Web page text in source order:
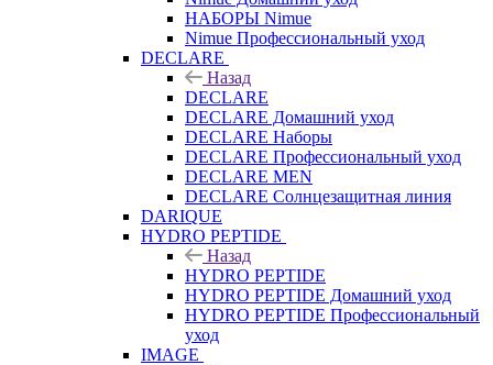
НАБОРЫ Nimue
Nimue Профессиональный уход
DECLARE
Назад
DECLARE
DECLARE Домашний уход
DECLARE Наборы
DECLARE Профессиональный уход
DECLARE MEN
DECLARE Солнцезащитная линия
DARIQUE
HYDRO PEPTIDE
Назад
HYDRO PEPTIDE
HYDRO PEPTIDE Домашний уход
HYDRO PEPTIDE Профессиональный
уход
IMAGE